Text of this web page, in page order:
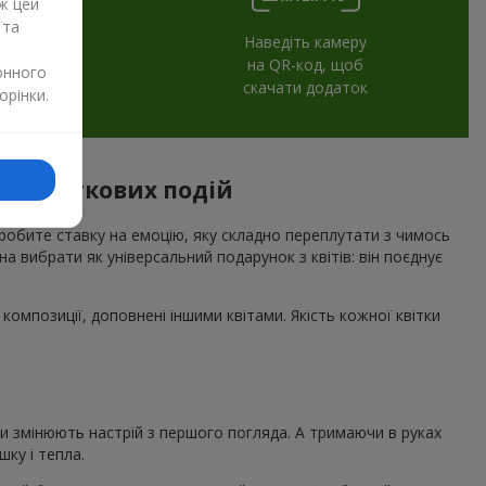
Наведіть камеру
на QR-код, щоб
скачати додаток
святкових подій
ставку на емоцію, яку складно переплутати з чимось
як універсальний подарунок з квітів: він поєднує
доповнені іншими квітами. Якість кожної квітки
змінюють настрій з першого погляда. А тримаючи в руках
і тепла.